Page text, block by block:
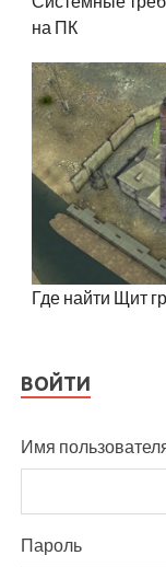
на ПК
Где найти Щит
ВОЙТИ
Имя
Пароль